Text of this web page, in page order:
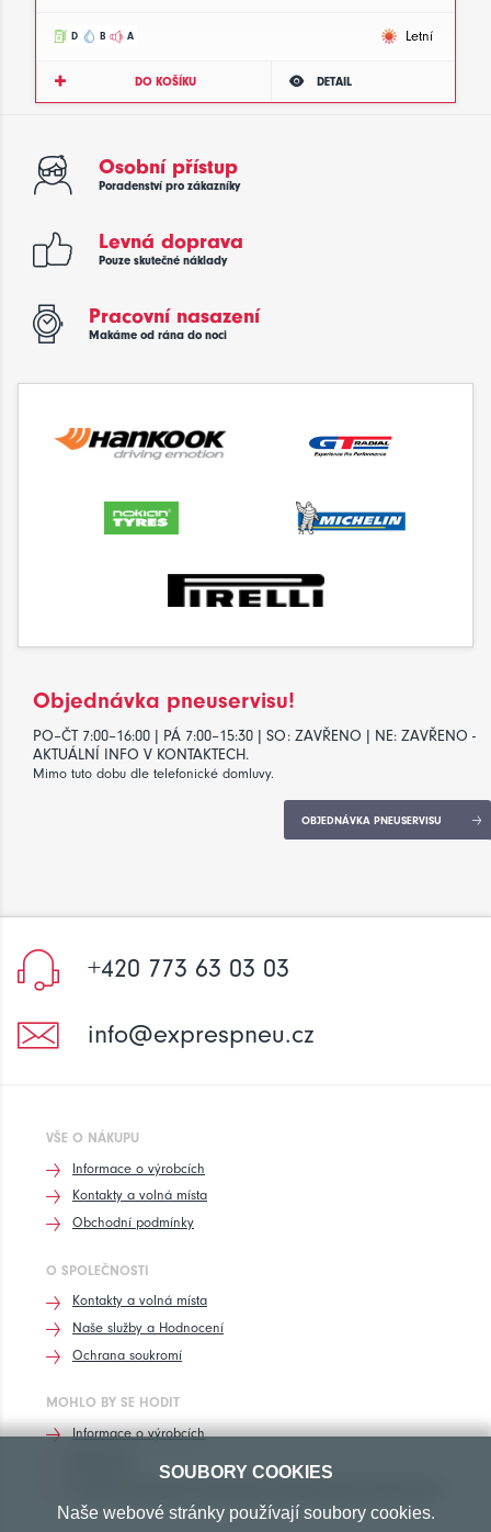
D B A Letní
DO KOŠÍKU DETAIL
Osobní přístup
Poradenství pro zákazníky
Levná doprava
Pouze skutečné náklady
Pracovní nasazení
Makáme od rána do noci
Objednávka pneuservisu!
PO–ČT 7:00–16:00 | PÁ 7:00–15:30 | SO: ZAVŘENO | NE: ZAVŘENO -
AKTUÁLNÍ INFO V KONTAKTECH.
Mimo tuto dobu dle telefonické domluvy.
OBJEDNÁVKA PNEUSERVISU
+420 773 63 03 03
info@exprespneu.cz
VŠE O NÁKUPU
Informace o výrobcích
Kontakty a volná místa
Obchodní podmínky
O SPOLEČNOSTI
Kontakty a volná místa
Naše služby a Hodnocení
Ochrana soukromí
MOHLO BY SE HODIT
Informace o výrobcích
SOUBORY COOKIES
Naše webové stránky používají soubory cookies.